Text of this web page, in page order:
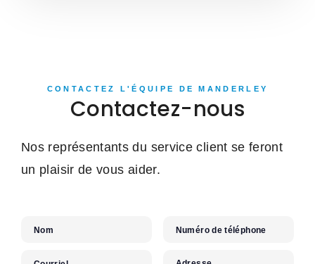
CONTACTEZ L'ÉQUIPE DE MANDERLEY
Contactez-nous
Nos représentants du service client se feront
un plaisir de vous aider.
Nom Numéro de téléphone